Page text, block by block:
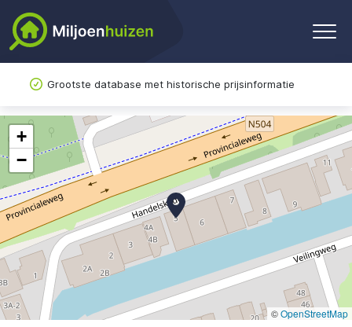
Grootste database met historische prijsinformatie
+
−
©OpenStreetMap